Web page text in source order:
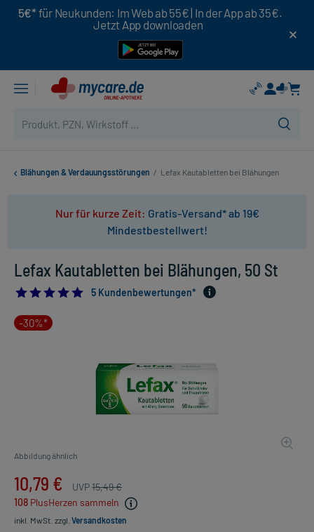
5€* für Neukunden: Im Web ab 55€ | In der App ab 35€.
Jetzt App downloaden
Blähungen & Verdauungsstörungen / Lefax Kautabletten bei Blähungen
Nur für kurze Zeit: Gratis-Versand* ab 19€
Mindestbestellwert!
Lefax Kautabletten bei Blähungen, 50 St
4.8
5 Kundenbewertungen*
-30%*
Abbildung ähnlich
10,79 € UVP15,49 €
108 PlusHerzen sammeln
inkl. MwSt. zzgl. Versandkosten